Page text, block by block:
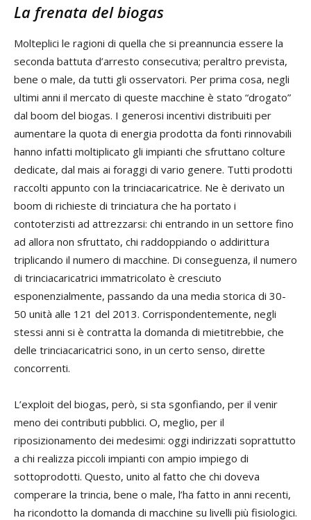
La frenata del biogas
Molteplici le ragioni di quella che si preannuncia essere la
seconda battuta d’arresto consecutiva; peraltro prevista,
bene o male, da tutti gli osservatori. Per prima cosa, negli
ultimi anni il mercato di queste macchine è stato “drogato”
dal boom del biogas. I generosi incentivi distribuiti per
aumentare la quota di energia prodotta da fonti rinnovabili
hanno infatti moltiplicato gli impianti che sfruttano colture
dedicate, dal mais ai foraggi di vario genere. Tutti prodotti
raccolti appunto con la trinciacaricatrice. Ne è derivato un
boom di richieste di trinciatura che ha portato i
contoterzisti ad attrezzarsi: chi entrando in un settore fino
ad allora non sfruttato, chi raddoppiando o addirittura
triplicando il numero di macchine. Di conseguenza, il numero
di trinciacaricatrici immatricolato è cresciuto
esponenzialmente, passando da una media storica di 30-
50 unità alle 121 del 2013. Corrispondentemente, negli
stessi anni si è contratta la domanda di mietitrebbie, che
delle trinciacaricatrici sono, in un certo senso, dirette
concorrenti.
L’exploit del biogas, però, si sta sgonfiando, per il venir
meno dei contributi pubblici. O, meglio, per il
riposizionamento dei medesimi: oggi indirizzati soprattutto
a chi realizza piccoli impianti con ampio impiego di
sottoprodotti. Questo, unito al fatto che chi doveva
comperare la trincia, bene o male, l’ha fatto in anni recenti,
ha ricondotto la domanda di macchine su livelli più fisiologici.